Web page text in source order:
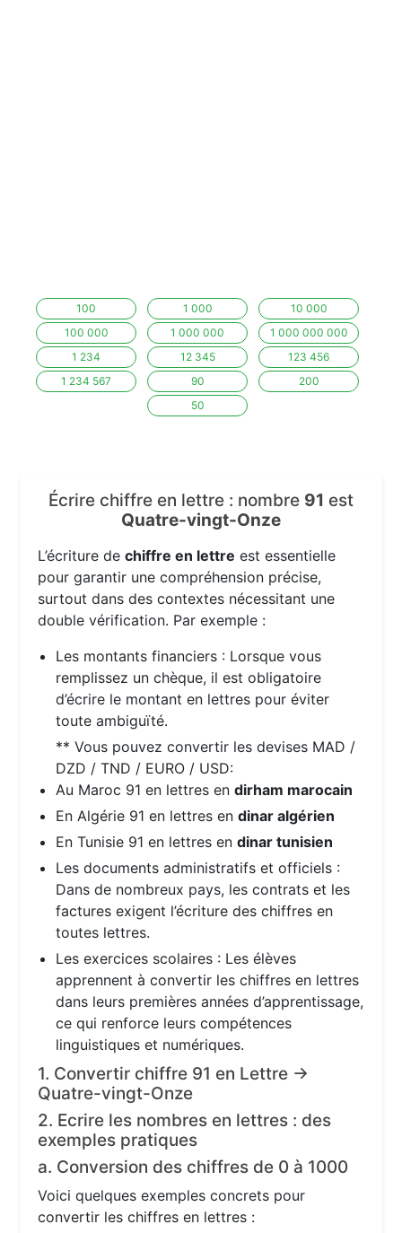
100 1 000
10 000
100 000
1 000 000
1 000 000 000
1 234
12 345
123 456
1 234 567
90
200
50
Écrire chiffre en lettre : nombre 91 est
Quatre-vingt-Onze
L’écriture dechiffre en lettre est essentielle
pour garantir une compréhension précise,
surtout dans des contextes nécessitant une
double vérification. Par exemple :
Les montants financiers : Lorsque vous
remplissez un chèque, il est obligatoire
d’écrire le montant en lettres pour éviter
toute ambiguïté.
** Vous pouvez convertir les devises MAD /
DZD / TND / EURO / USD:
Au Maroc 91 en lettres endirham marocain
En Algérie 91 en lettres endinar algérien
En Tunisie 91 en lettres endinar tunisien
Les documents administratifs et officiels :
Dans de nombreux pays, les contrats et les
factures exigent l’écriture des chiffres en
toutes lettres.
Les exercices scolaires : Les élèves
apprennent à convertir les chiffres en lettres
dans leurs premières années d’apprentissage,
ce qui renforce leurs compétences
linguistiques et numériques.
1. Convertir chiffre 91 en Lettre →
Quatre-vingt-Onze
2. Ecrire les nombres en lettres : des
exemples pratiques
a. Conversion des chiffres de 0 à 1000
Voici quelques exemples concrets pour
convertir les chiffres en lettres :